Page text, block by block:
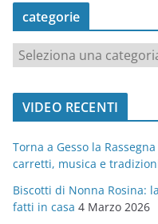
categorie
a
t
o
r
i
e
VIDEO RECENTI
Torna a Gesso la
carretti, musica e
Biscotti di Nonna Rosina:
fatti in casa 4 Marzo 2026